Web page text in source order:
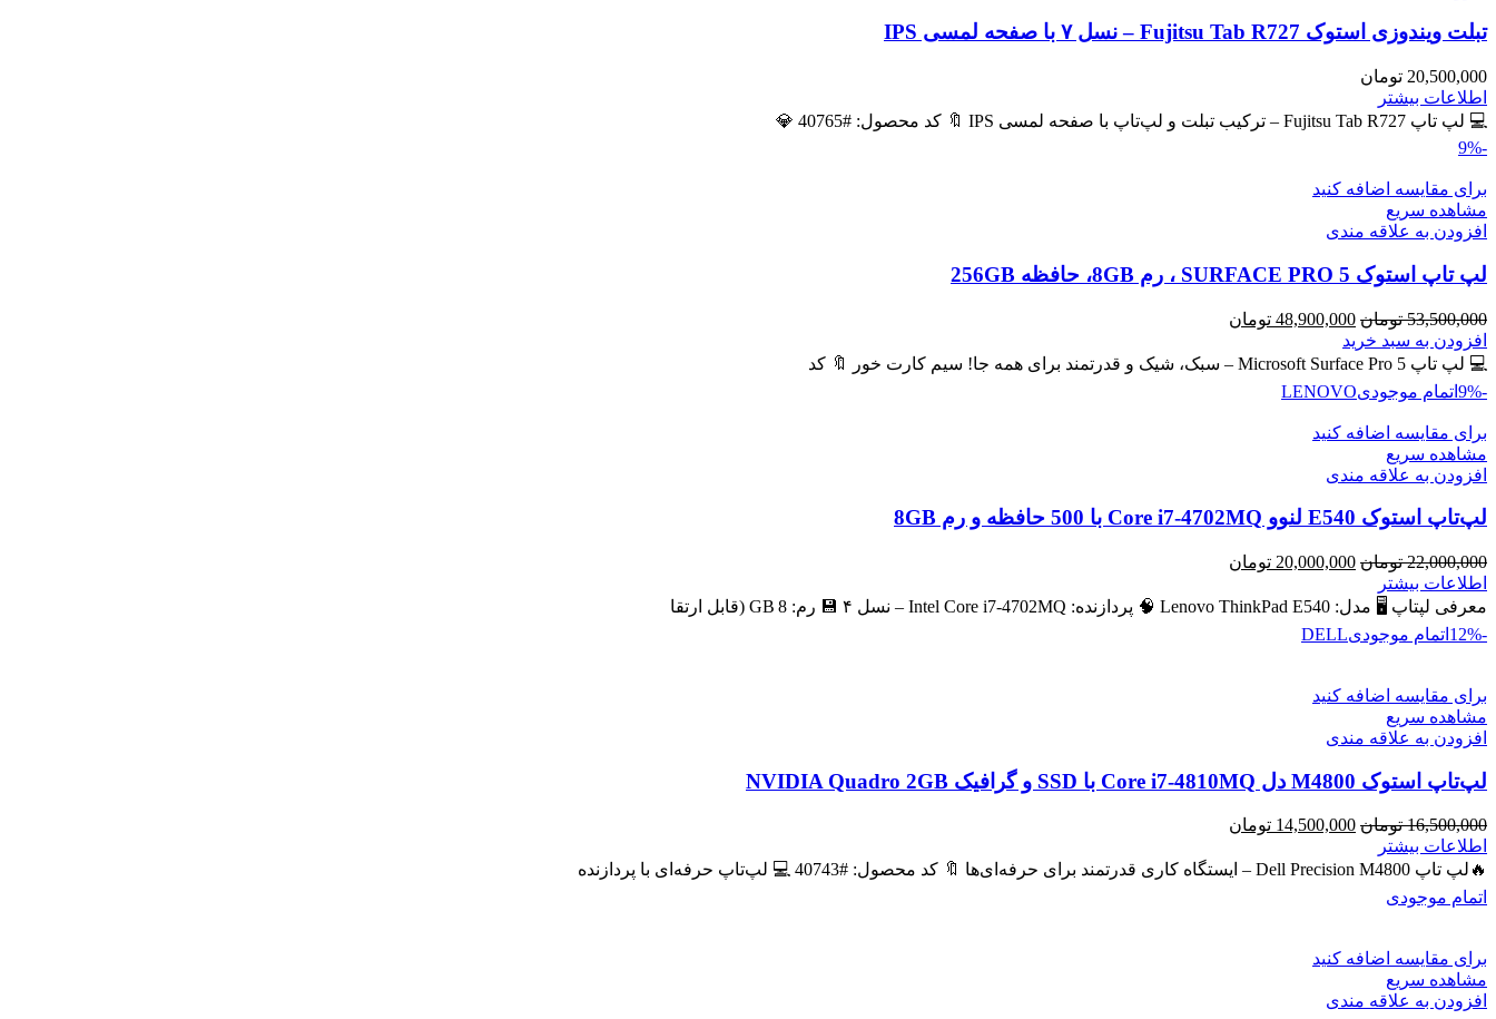
تبلت ویندوزی استوک Fujitsu Tab R727 – نسل ۷ با صفحه لمسی IPS
20,500,000 تومان
اطلاعات بیشتر
💻 لپ تاپ Fujitsu Tab R727 – ترکیب تبلت و لپ‌تاپ با صفحه لمسی IPS 🔖 کد محصول: #40765 💎
-9%
برای مقایسه اضافه کنید
مشاهده سریع
افزودن به علاقه مندی
لپ تاپ استوک SURFACE PRO 5 ، رم 8GB، حافظه 256GB
53,500,000 تومان قیمت
اصلی
53,500,000 تومان
بود.
48,900,000 تومان
48,900,000 تومان
افزودن به سبد خرید
💻 لپ تاپ Microsoft Surface Pro 5 – سبک، شیک و قدرتمند برای همه جا! سیم کارت خور 🔖 کد
-9%
اتمام موجودیLENOVO
برای مقایسه اضافه کنید
مشاهده سریع
افزودن به علاقه مندی
لپ‌تاپ استوک E540 لنوو Core i7-4702MQ با 500 حافظه و رم 8GB
22,000,000 تومان قیمت
22,000,000 تومان
بود.
20,000,000 تومان
20,000,000 تومان
اطلاعات بیشتر
معرفی لپتاپ 🖥️ مدل: Lenovo ThinkPad E540 🧠 پردازنده: Intel Core i7‑4702MQ – نسل ۴ 💾 رم: 8 GB (قابل ارتقا
-12%
اتمام موجودیDELL
برای مقایسه اضافه کنید
مشاهده سریع
افزودن به علاقه مندی
لپ‌تاپ استوک M4800 دل Core i7-4810MQ با SSD و گرافیک NVIDIA Quadro 2GB
16,500,000 تومان قیمت
16,500,000 تومان
14,500,000 تومان
14,500,000 تومان
اطلاعات بیشتر
🔥لپ تاپ Dell Precision M4800 – ایستگاه کاری قدرتمند برای حرفه‌ای‌ها 🔖 کد محصول: #40743 💻 لپ‌تاپ حرفه‌ای با پردازنده
اتمام موجودی
برای مقایسه اضافه کنید
مشاهده سریع
افزودن به علاقه مندی